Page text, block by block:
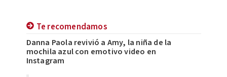
Te recomendamos
Danna Paola revivió a Amy, la niña de la
mochila azul con emotivo video en
Instagram